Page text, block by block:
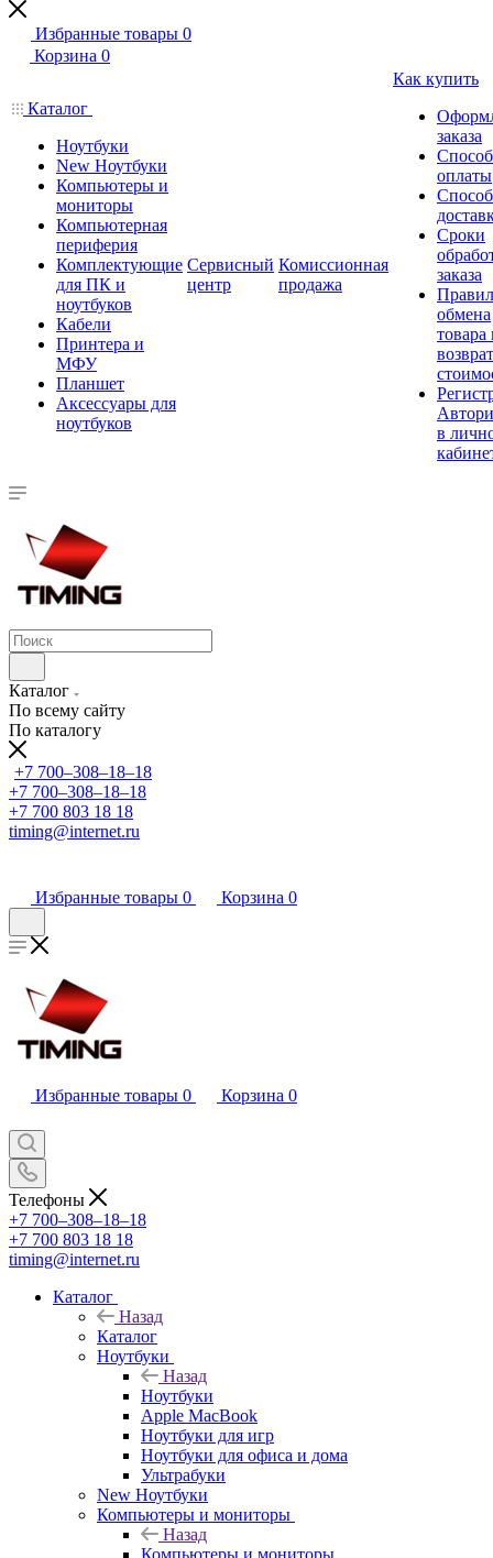
Избранные товары 0
Корзина 0
Каталог
Ноутбуки
New Ноутбуки
Компьютеры и
мониторы
Компьютерная
периферия
Комплектующие
для ПК и
ноутбуков
Кабели
Принтера и
МФУ
Планшет
Аксессуары для
ноутбуков
Сервисный
центр
Комиссионная
продажа
Как купить
заказа
оплаты
Сроки
заказа
обмена
товара
в
Каталог
По всему сайту
По каталогу
+7 700‒308‒18‒18
+7 700‒308‒18‒18
+7 700 803 18 18
timing@internet.ru
Избранные товары 0 Корзина 0
Избранные товары 0 Корзина 0
Телефоны
+7 700‒308‒18‒18
+7 700 803 18 18
timing@internet.ru
Каталог
Назад
Каталог
Ноутбуки
Назад
Ноутбуки
Apple MacBook
Ноутбуки для игр
Ноутбуки для офиса и дома
Ультрабуки
New Ноутбуки
Компьютеры и мониторы
Назад
Компьютеры и мониторы